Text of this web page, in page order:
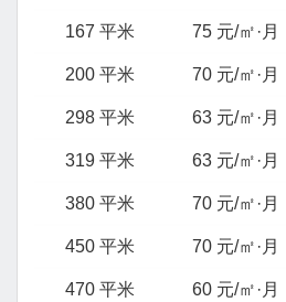
167 平米 75 元/㎡·月
200 平米 70 元/㎡·月
298 平米 63 元/㎡·月
319 平米 63 元/㎡·月
380 平米 70 元/㎡·月
450 平米 70 元/㎡·月
470 平米 60 元/㎡·月